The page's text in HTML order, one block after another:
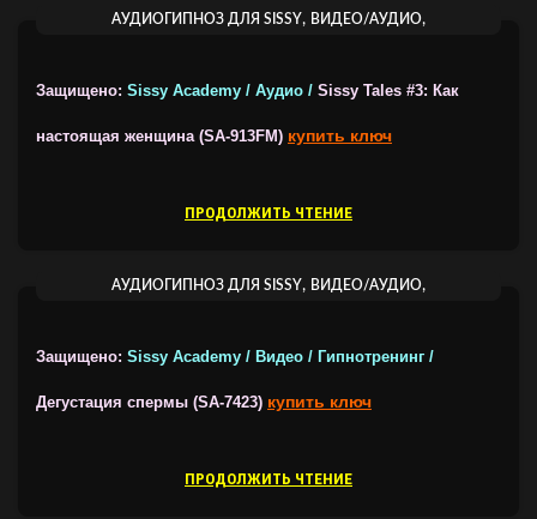
АУДИОГИПНОЗ ДЛЯ SISSY, ВИДЕО/АУДИО,
Защищено: Sissy Academy / Аудио / Sissy Tales #3: Как
настоящая женщина (SA-913FM) купить ключ
ПРОДОЛЖИТЬ ЧТЕНИЕ
АУДИОГИПНОЗ ДЛЯ SISSY, ВИДЕО/АУДИО,
Защищено: Sissy Academy / Видео / Гипнотренинг /
Дегустация спермы (SA-7423) купить ключ
ПРОДОЛЖИТЬ ЧТЕНИЕ